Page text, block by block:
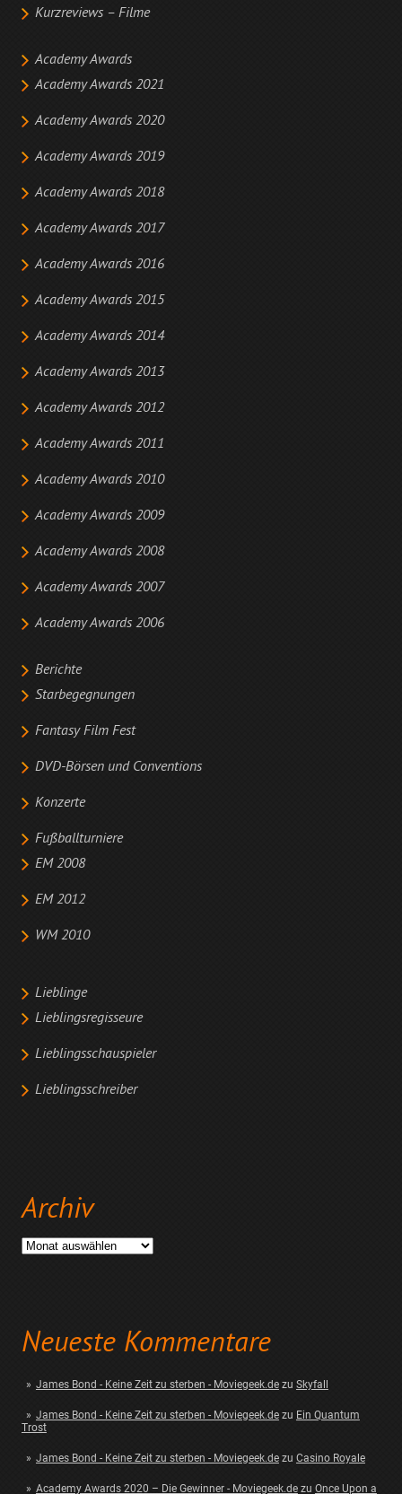
Kurzreviews – Filme
Academy Awards
Academy Awards 2021
Academy Awards 2020
Academy Awards 2019
Academy Awards 2018
Academy Awards 2017
Academy Awards 2016
Academy Awards 2015
Academy Awards 2014
Academy Awards 2013
Academy Awards 2012
Academy Awards 2011
Academy Awards 2010
Academy Awards 2009
Academy Awards 2008
Academy Awards 2007
Academy Awards 2006
Berichte
Starbegegnungen
Fantasy Film Fest
DVD-Börsen und Conventions
Konzerte
Fußballturniere
EM 2008
EM 2012
WM 2010
Lieblinge
Lieblingsregisseure
Lieblingsschauspieler
Lieblingsschreiber
Archiv
Archiv
Neueste Kommentare
James Bond - Keine Zeit zu sterben - Moviegeek.dezu Skyfall
James Bond - Keine Zeit zu sterben - Moviegeek.dezu Ein Quantum
Trost
James Bond - Keine Zeit zu sterben - Moviegeek.dezu Casino Royale
Academy Awards 2020 – Die Gewinner - Moviegeek.dezu Once Upon a